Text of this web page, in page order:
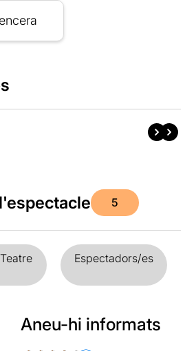
5
Espectadors/es
Aneu-hi informats